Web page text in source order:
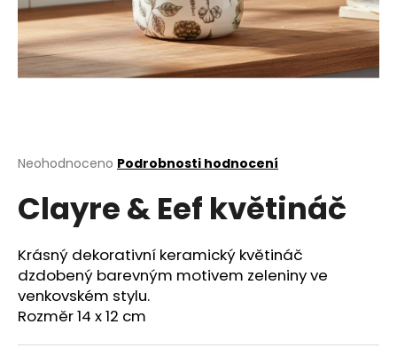
Průměrné
produktu
je
z
5
hvězdiček.
Neohodnoceno Podrobnosti hodnocení
Clayre & Eef květináč
Krásný dekorativní keramický květináč
dzdobený barevným motivem zeleniny ve
venkovském stylu.
Rozměr 14 x 12 cm
a
j
í
HLEDAT
D
o
p
o